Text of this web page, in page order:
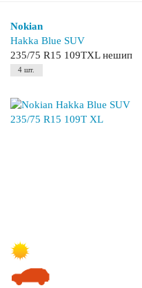
Nokian
Hakka Blue SUV
235/75 R15 109TXL нешип
4 шт.